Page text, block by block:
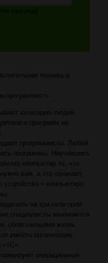
техника и
программист»
категорию людей,
и программ на
программисты. Любой
программы. Научившись
компьютер то, что
вам, а это означает,
устройства – компьютера
на три категории:
специалисты занимаются
облегчающими жизнь
работы организации.
операционные